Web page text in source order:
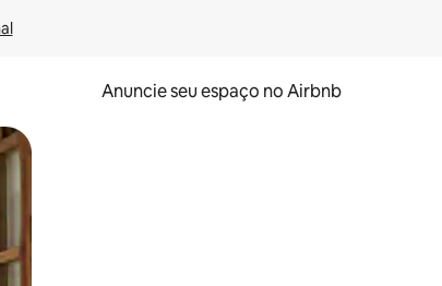
Anuncie seu espaço no Airbnb